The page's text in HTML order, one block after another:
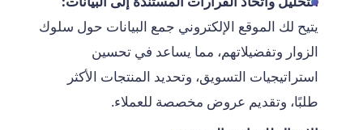
يتيح لك الموقع الإلكتروني جمع البيانات حول سلوك
الزوار وتفضيلاتهم، مما يساعد في تحسين
استراتيجيات التسويق، وتحديد المنتجات الأكثر
طلبًا، وتقديم عروض مخصصة للعملاء.